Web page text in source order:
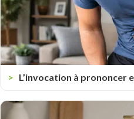
L’invocation à prononcer